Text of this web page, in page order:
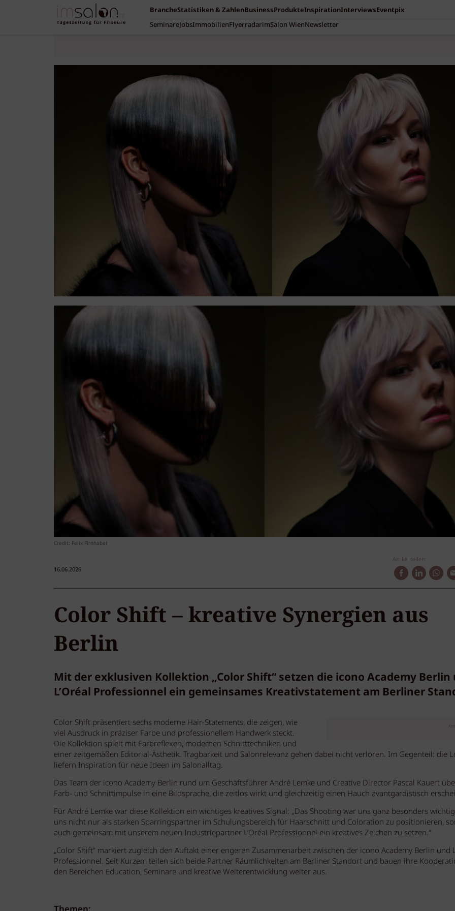
BrancheStatistiken & ZahlenBusinessProdukteInspirationInterviewsEventpix
SeminareJobsImmobilienFlyerradarimSalon WienNewsletter
Credit: Felix Firnhaber
16.06.2026
Artikel teilen:
Color Shift – kreative Synergien aus
Berlin
Mit der exklusiven Kollektion „Color Shift“ setzen die icono Academy Berlin
L’Oréal Professionnel ein gemeinsames Kreativstatement am Berliner
Color Shift präsentiert sechs moderne Hair-Statements, die zeigen, wie
viel Ausdruck in präziser Farbe und professionellem Handwerk steckt.
Die Kollektion spielt mit Farbreflexen, modernen Schnitttechniken und
einer zeitgemäßen Editorial-Ästhetik. Tragbarkeit und Salonrelevanz gehen dabei nicht verloren. Im Gegenteil: die
liefern Inspiration für neue Ideen im Salonalltag.
Das Team der icono Academy Berlin rund um Geschäftsführer André Lemke und Creative Director Pascal Kauert
Farb- und Schnittimpulse in eine Bildsprache, die zeitlos wirkt und gleichzeitig einen Hauch avantgardistisch
Für André Lemke war diese Kollektion ein wichtiges kreatives Signal: „Das Shooting war uns ganz besonders
uns nicht nur als starken Sparringspartner im Schulungsbereich für Haarschnitt und Coloration zu positionieren,
auch gemeinsam mit unserem neuen Industriepartner L’Oréal Professionnel ein kreatives Zeichen zu setzen.“
„Color Shift“ markiert zugleich den Auftakt einer engeren Zusammenarbeit zwischen der icono Academy Berlin und
Professionnel. Seit Kurzem teilen sich beide Partner Räumlichkeiten am Berliner Standort und bauen ihre
den Bereichen Education, Seminare und kreative Weiterentwicklung weiter aus.